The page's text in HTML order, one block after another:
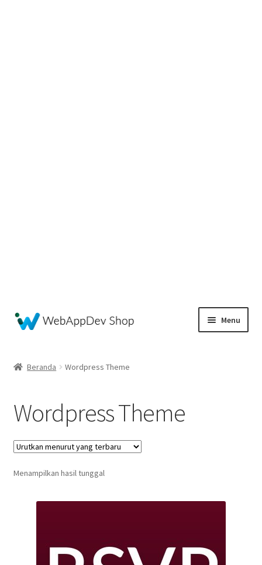
Skip
to
Skip
to
Menu
Blog
Cart
Checkout
Checkout
Beranda Wordpress Theme
Wordpress Theme
Menampilkan hasil tunggal